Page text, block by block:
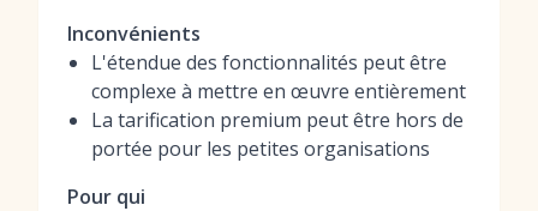
Inconvénients
L'étendue des fonctionnalités peut être
complexe à mettre en œuvre entièrement
La tarification premium peut être hors de
portée pour les petites organisations
Pour qui